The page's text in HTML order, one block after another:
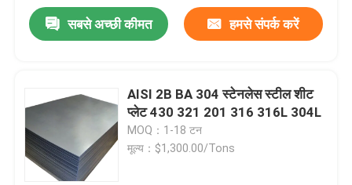
सबसे अच्छी कीमत हमसे संपर्क करें
AISI 2B BA 304 स्टेनलेस स्टील शीट
प्लेट 430 321 201 316 316L 304L
MOQ：1-18 टन
मूल्य：$1,300.00/Tons